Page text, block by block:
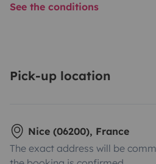
See the conditions
Pick-up location
Nice (06200), France
The exact address will be